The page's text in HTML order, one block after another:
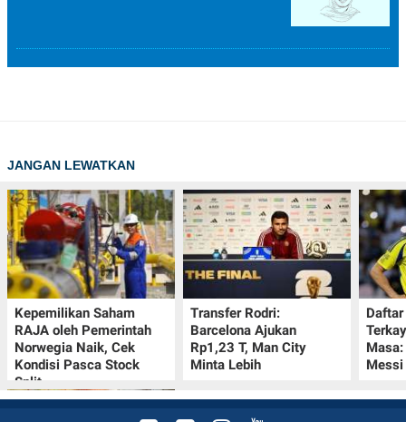
JANGAN LEWATKAN
Kepemilikan Saham
RAJA oleh Pemerintah
Norwegia Naik, Cek
Kondisi Pasca Stock
Split
Transfer Rodri:
Barcelona Ajukan
Rp1,23 T, Man City
Minta Lebih
Messi